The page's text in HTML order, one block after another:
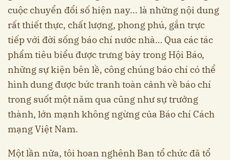
cuộc chuyển đổi số hiện nay... là những nội dung
rất thiết thực, chất lượng, phong phú, gắn trực
tiếp với đời sống báo chí nước nhà… Qua các tác
phẩm tiêu biểu được trưng bày trong Hội Báo,
những sự kiện bên lề, công chúng báo chí có thể
hình dung được bức tranh toàn cảnh về báo chí
trong suốt một năm qua cũng như sự trưởng
thành, lớn mạnh không ngừng của Báo chí Cách
mạng Việt Nam.
Một lần nữa, tôi hoan nghênh Ban tổ chức đã tổ